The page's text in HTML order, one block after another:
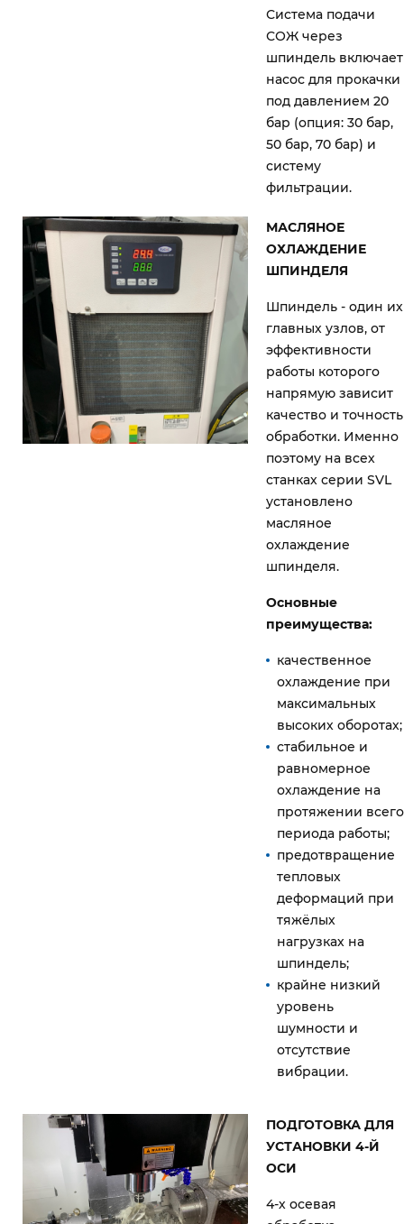
Система подачи
СОЖ через
шпиндель включает
насос для прокачки
под давлением 20
бар (опция: 30 бар,
50 бар, 70 бар) и
систему
фильтрации.
МАСЛЯНОЕ
ОХЛАЖДЕНИЕ
ШПИНДЕЛЯ
Шпиндель - один их
главных узлов, от
эффективности
работы которого
напрямую зависит
качество и точность
обработки. Именно
поэтому на всех
станках серии SVL
установлено
масляное
охлаждение
шпинделя.
Основные
преимущества:
качественное
охлаждение при
максимальных
высоких оборотах;
стабильное и
равномерное
охлаждение на
протяжении всего
периода работы;
предотвращение
тепловых
деформаций при
тяжёлых
нагрузках на
шпиндель;
крайне низкий
уровень
шумности и
отсутствие
вибрации.
ПОДГОТОВКА ДЛЯ
УСТАНОВКИ 4-Й
ОСИ
4-х осевая